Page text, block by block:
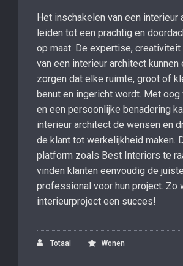
Het inschakelen van een interieur
leiden tot een prachtig en
op maat. De expertise, creativiteit
van een interieur architect kunnen
zorgen dat elke ruimte, groot of
benut en ingericht wordt. Met
en een persoonlijke benadering
interieur architect de wensen en
de klant tot werkelijkheid maken.
platform zoals Best Interiors te
vinden klanten eenvoudig de juiste
professional voor hun project. Zo
interieurproject een succes!
Totaal Wonen